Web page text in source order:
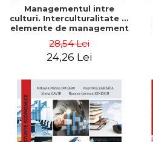
Managementul intre
culturi. Interculturalitate si
elemente de management
Dumitrascu
28,54 Lei
24,26 Lei